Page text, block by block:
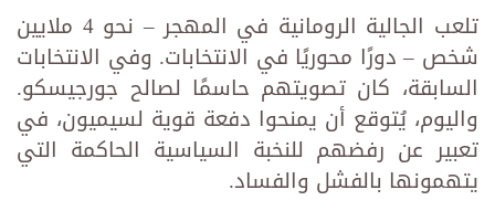
تلعب الجالية الرومانية في المهجر – نحو 4 ملايين
شخص – دورًا محوريًا في الانتخابات. وفي الانتخابات
السابقة، كان تصويتهم حاسمًا لصالح جورجيسكو.
واليوم، يُتوقع أن يمنحوا دفعة قوية لسيميون، في
تعبير عن رفضهم للنخبة السياسية الحاكمة التي
يتهمونها بالفشل والفساد.